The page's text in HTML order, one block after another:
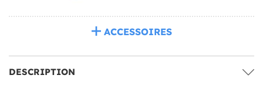
ACCESSOIRES
DESCRIPTION